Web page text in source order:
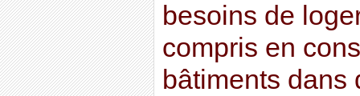
besoins de
compris en
bâtiments dans